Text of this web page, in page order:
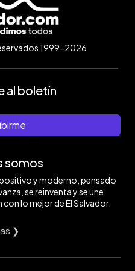
1999-2026
al boletín
somos
y moderno, pensado
se reinventa y se une.
lo mejor de El Salvador.
❯